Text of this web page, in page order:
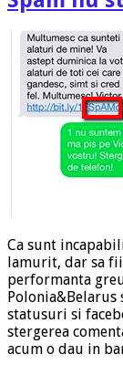
Ca sunt
lamurit, dar sa
performanta
Polonia&Belarus
statusuri si
stergerea
acum o dau in